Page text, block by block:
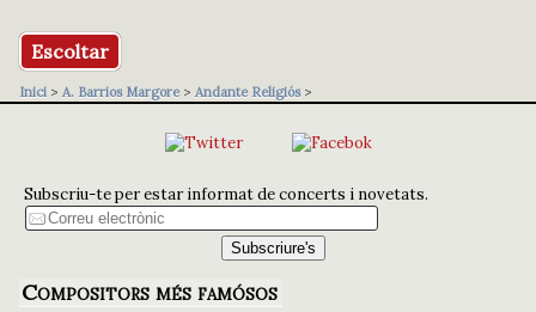
Escoltar
Inici > A. Barrios Margore> Andante Religiós >
Subscriu-te per estar informat de concerts i novetats.
Compositors més famósos